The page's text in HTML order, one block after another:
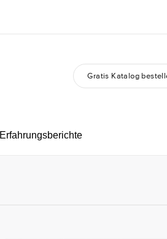
Gratis Katalog
Erfahrungsberichte